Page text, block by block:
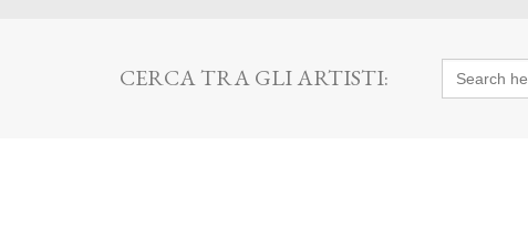
CERCA TRA GLI ARTISTI: Search
for: